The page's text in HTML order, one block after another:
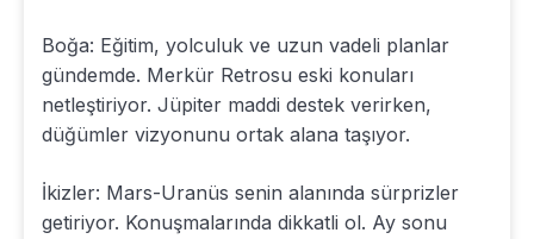
Boğa: Eğitim, yolculuk ve uzun vadeli planlar
gündemde. Merkür Retrosu eski konuları
netleştiriyor. Jüpiter maddi destek verirken,
düğümler vizyonunu ortak alana taşıyor.
İkizler: Mars-Uranüs senin alanında sürprizler
getiriyor. Konuşmalarında dikkatli ol. Ay sonu